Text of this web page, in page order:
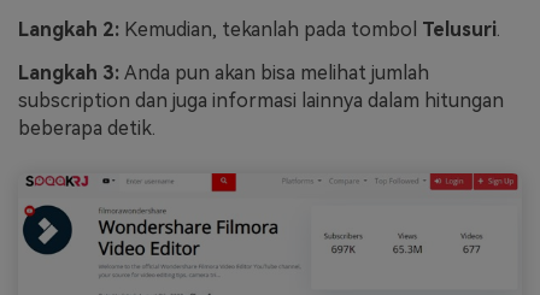
Langkah 2: Kemudian, tekanlah pada tombol Telusuri.
Langkah 3: Anda pun akan bisa melihat jumlah
subscription dan juga informasi lainnya dalam hitungan
beberapa detik.